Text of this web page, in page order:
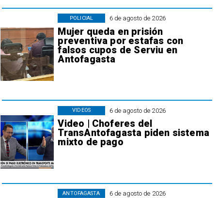
6 de agosto de 2026
Mujer queda en prisión
preventiva por estafas con
falsos cupos de Serviu en
Antofagasta
POLICIAL
6 de agosto de 2026
Video | Choferes del
TransAntofagasta piden sistema
mixto de pago
VIDEOS
6 de agosto de 2026
ANTOFAGASTA